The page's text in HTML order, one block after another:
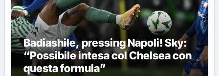
Badiashile, pressing Napoli! Sky:
“Possibile intesa col Chelsea con
questa formula”